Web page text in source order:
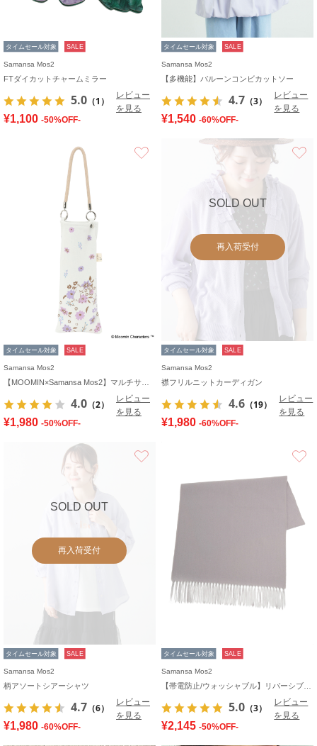
タイムセール対象 SALE
Samansa Mos2
FTダイカットチャームミラー
5.0 （1）
レビュー
を見る
¥1,100 -50%OFF-
タイムセール対象 SALE
Samansa Mos2
【多機能】バルーンコンビカットソー
4.7 （3）
レビュー
を見る
¥1,540 -60%OFF-
タイムセール対象 SALE
Samansa Mos2
4.0 （2）
レビュー
を見る
¥1,980 -50%OFF-
SOLD OUT
再入荷受付
タイムセール対象 SALE
Samansa Mos2
襟フリルニットカーディガン
4.6 （19）
レビュー
を見る
¥1,980 -60%OFF-
SOLD OUT
再入荷受付
タイムセール対象 SALE
Samansa Mos2
柄アソートシアーシャツ
4.7 （6）
レビュー
を見る
¥1,980 -60%OFF-
タイムセール対象 SALE
Samansa Mos2
5.0 （3）
レビュー
を見る
¥2,145 -50%OFF-